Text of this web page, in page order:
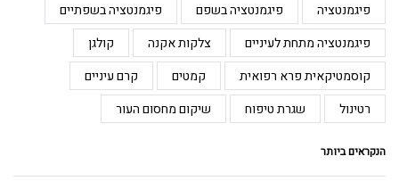
פיגמנטציה
פיגמנטציה בשפם
פיגמנטציה בשפתיים
פיגמנטציה מתחת לעיניים
צלקות אקנה
קולגן
קוסמטיקאית פרא רפואית
קמטים
קרם עיניים
רטינול
שגרת טיפוח שיקום מחסום העור
הנקראים ביותר